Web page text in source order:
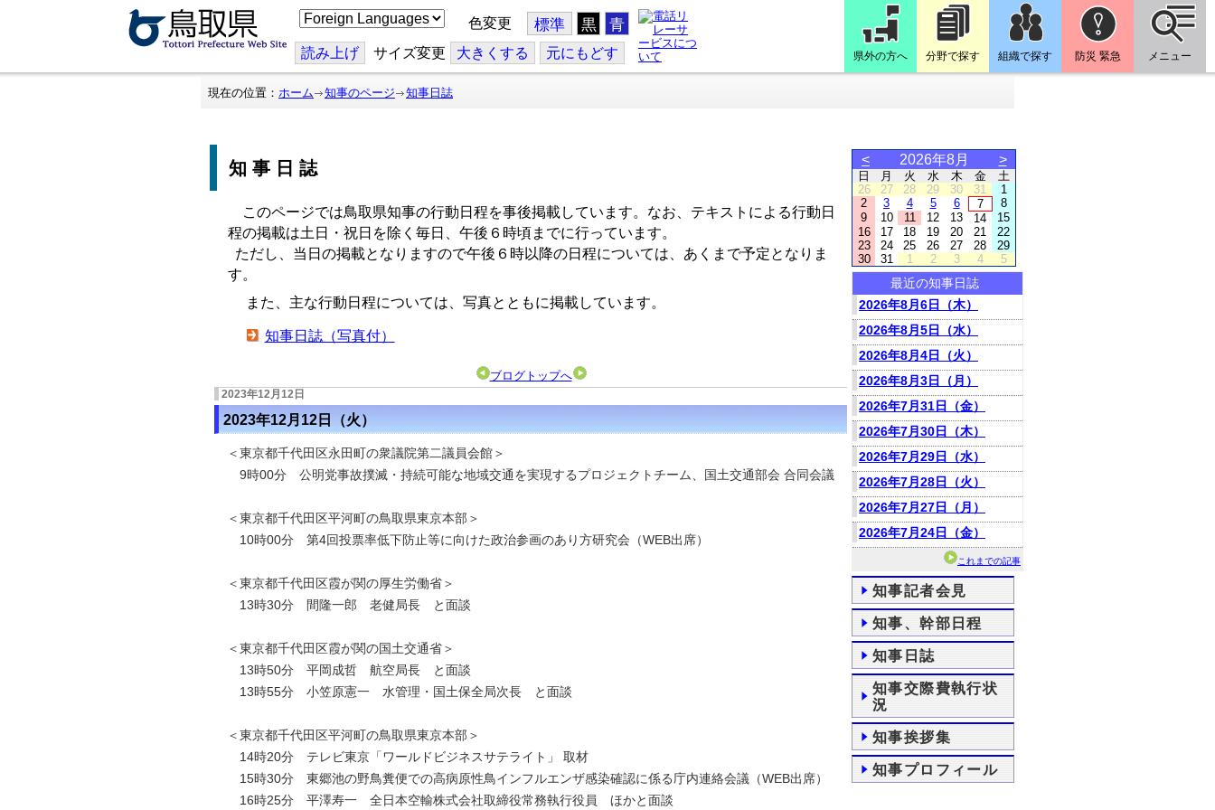
こ
の
ジ
を
翻
色変更 標準 黒 青
読み上げ サイズ変更 大きくする 元にもどす 県外の方へ 分野で探す 組織で探す 防災 緊急 メニュー
現在の位置： ホーム 知事のページ 知事日誌
知事日誌
このページでは鳥取県知事の行動日程を事後掲載しています。なお、テキストによる行動日
程の掲載は土日・祝日を除く毎日、午後６時頃までに行っています。
ただし、当日の掲載となりますので午後６時以降の日程については、あくまで予定となりま
す。
また、主な行動日程については、写真とともに掲載しています。
知事日誌（写真付）
ブログトップへ
2023年12月12日
2023年12月12日（火）
＜東京都千代田区永田町の衆議院第二議員会館＞
9時00分 公明党事故撲滅・持続可能な地域交通を実現するプロジェクトチーム、
国土交通部会 合同会議
＜東京都千代田区平河町の鳥取県東京本部＞
10時00分 第4回投票率低下防止等に向けた政治参画のあり方研究会（WEB出席）
＜東京都千代田区霞が関の厚生労働省＞
13時30分 間隆一郎 老健局長 と面談
＜東京都千代田区霞が関の国土交通省＞
13時50分 平岡成哲 航空局長 と面談
13時55分 小笠原憲一 水管理・国土保全局次長 と面談
＜東京都千代田区平河町の鳥取県東京本部＞
14時20分 テレビ東京「ワールドビジネスサテライト」 取材
15時30分 東郷池の野鳥糞便での高病原性鳥インフルエンザ感染確認に係る庁内連絡会議（WEB出席）
16時25分 平澤寿一 全日本空輸株式会社取締役常務執行役員 ほかと面談
< 2026年8月 >
日 月 火 水 木 金
土
26
27 28 29 30 31
1
2
3 4 5 6 7
8
9
10 11 12 13 14
15
16
17 18 19 20 21
22
23
24 25 26 27 28
29
30
31 1 2 3 4 5
最近の知事日誌
2026年8月6日（木）
2026年8月5日（水）
2026年8月4日（火）
2026年8月3日（月）
2026年7月31日（金）
2026年7月30日（木）
2026年7月29日（水）
2026年7月28日（火）
2026年7月27日（月）
2026年7月24日（金）
これまでの記事
知事記者会見
知事、幹部日程
知事日誌
知事交際費執行状
況
知事挨拶集
知事プロフィール